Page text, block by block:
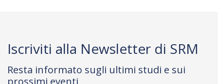
Iscriviti alla Newsletter di SRM
Resta informato sugli ultimi studi e sui
prossimi eventi